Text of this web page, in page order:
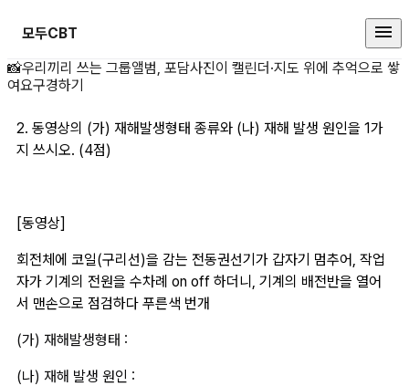
모두CBT
2. 동영상의 (가) 상세 페이지
📸우리끼리 쓰는 그룹앨범, 포담사진이 캘린더·지도 위에 추억으로 쌓
여요구경하기
2. 동영상의 (가) 재해발생형태 종류와 (나) 재해 발생 원인을 1가
지 쓰시오. (4점)
[동영상]
회전체에 코일(구리선)을 감는 전동권선기가 갑자기 멈추어, 작업
자가 기계의 전원을 수차례 on off 하더니, 기계의 배전반을 열어
서 맨손으로 점검하다 푸른색 번개
(가) 재해발생형태 :
​(나) 재해 발생 원인 :